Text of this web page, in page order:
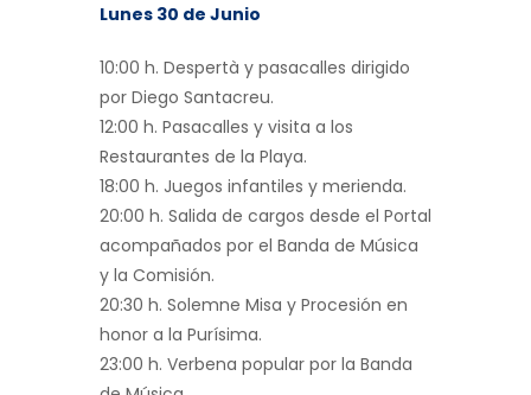
Lunes 30 de Junio
10:00 h. Despertà y pasacalles dirigido
por Diego Santacreu.
12:00 h. Pasacalles y visita a los
Restaurantes de la Playa.
18:00 h. Juegos infantiles y merienda.
20:00 h. Salida de cargos desde el Portal
acompañados por el Banda de Música
y la Comisión.
20:30 h. Solemne Misa y Procesión en
honor a la Purísima.
23:00 h. Verbena popular por la Banda